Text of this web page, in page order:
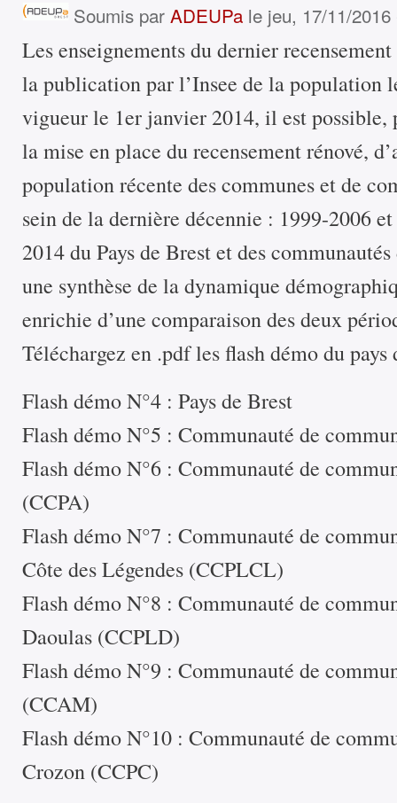
Soumis par ADEUPale jeu, 17/11/2016
Les enseignements du dernier
la publication par l’Insee de la population
vigueur le 1er janvier 2014, il est
la mise en place du recensement rénové,
population récente des communes et de
sein de la dernière décennie : 1999-2006
2014 du Pays de Brest et des
une synthèse de la dynamique
enrichie d’une comparaison des deux
Téléchargez en .pdf les flash démo du pays
Flash démo N°4 : Pays de Brest
Flash démo N°5 : Communauté de
Flash démo N°6 : Communauté de
(CCPA)
Flash démo N°7 : Communauté de
Côte des Légendes (CCPLCL)
Flash démo N°8 : Communauté de
Daoulas (CCPLD)
Flash démo N°9 : Communauté de
(CCAM)
Flash démo N°10 : Communauté de
Crozon (CCPC)